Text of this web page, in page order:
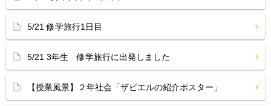
5/21 修学旅行1日目
5/21 3年生 修学旅行に出発しました
【授業風景】２年社会「ザビエルの紹介ポスター」